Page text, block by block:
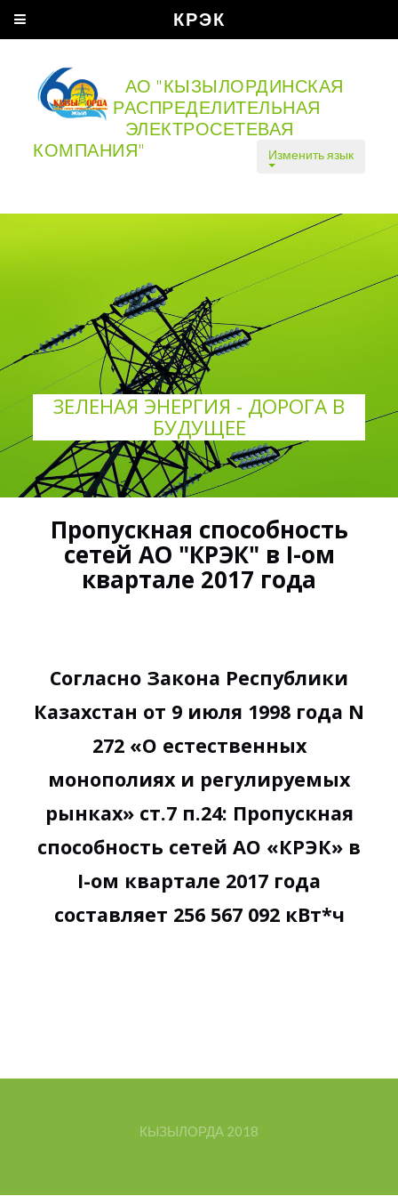
АО "КЫЗЫЛОРДИНСКАЯ
РАСПРЕДЕЛИТЕЛЬНАЯ
ЭЛЕКТРОСЕТЕВАЯ
КОМПАНИЯ"
Изменить язык
ЗЕЛЕНАЯ ЭНЕРГИЯ - ДОРОГА В
БУДУЩЕЕ
Пропускная способность
сетей АО "КРЭК" в I-ом
квартале 2017 года
Согласно Закона Республики
Казахстан от 9 июля 1998 года N
272 «О естественных
монополиях и регулируемых
рынках» ст.7 п.24: Пропускная
способность сетей АО «КРЭК» в
I-ом квартале 2017 года
составляет 256 567 092 кВт*ч
КЫЗЫЛОРДА 2018
КРЭК